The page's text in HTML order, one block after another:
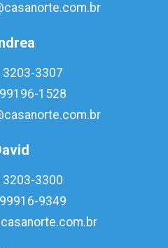
3203-3307
1528
3203-3300
9349